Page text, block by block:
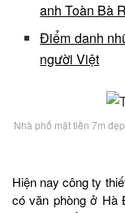
anh Toàn Bà
Điểm danh
người Việt
Nhà phố mặt tiền 7m
Hiện nay công ty
có văn phòng ở Hà